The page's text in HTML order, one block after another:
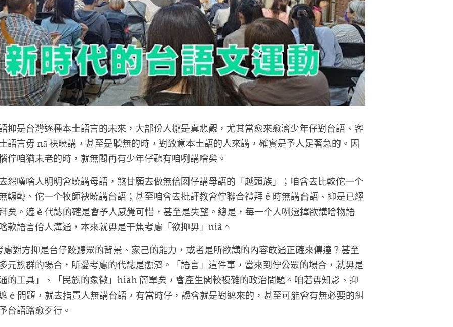
抑是台灣逐種本土語言的未來，大部份人攏是真悲觀，尤其當愈來愈濟少年仔對台語、客
語言毋 nā 袂曉講，甚至是聽無的時，對致意本土語的人來講，確實是予人足著急的。因
佇咱猶未老的時，就無閣再有少年仔聽有咱咧講啥矣。
怨嘆啥人明明會曉講母語，煞甘願去做無佮囡仔講母語的「越頭族」；咱會去比較佗一个
輾轉、佗一个牧師袂曉講台語；甚至咱會去批評教會佇聯合禮拜 ê 時無講台語、抑是已經
矣。遮 ê 代誌的確是會予人感覺可惜，甚至是失望。總是，每一个人咧選擇欲講啥物語
款語言佮人溝通，本來就毋是干焦考慮「欲抑毋」niâ。
慮對方抑是台仔跤聽眾的背景、家己的能力，或者是所欲講的內容敢通正確來傳達？甚至
元族群的場合，所愛考慮的代誌是愈濟。「語言」這件事，當來到佇公眾的場合，就毋是
的工具」、「民族的象徵」hiah 簡單矣，會產生閣較複雜的政治問題。咱若毋知影、抑
ê 問題，就去指責人無講台語，有當時仔，誤會就是對遮來的，甚至可能會有無必要的糾
台語路愈歹行。